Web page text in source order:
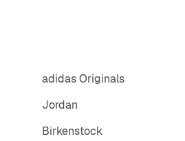
adidas Originals
Jordan
Birkenstock